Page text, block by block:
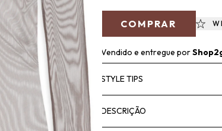
COMPRAR
Vendido e entregue por
STYLE TIPS
DESCRIÇÃO